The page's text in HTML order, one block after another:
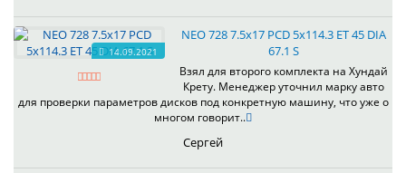
14.09.2021
NEO 728 7.5x17 PCD 5x114.3 ET 45 DIA
67.1 S
Взял для второго комплекта на Хундай
Крету. Менеджер уточнил марку авто
для проверки параметров дисков под конкретную машину, что уже о
многом говорит..
Сергей